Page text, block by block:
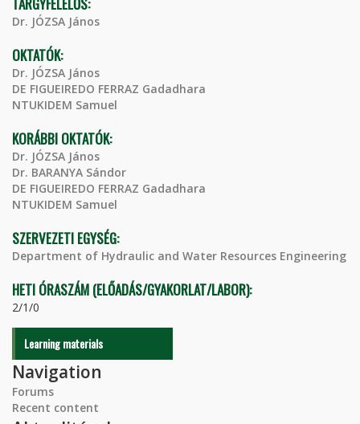
Dr. JÓZSA János
OKTATÓK:
Dr. JÓZSA János
DE FIGUEIREDO FERRAZ Gadadhara
NTUKIDEM Samuel
KORÁBBI OKTATÓK:
Dr. JÓZSA János
Dr. BARANYA Sándor
DE FIGUEIREDO FERRAZ Gadadhara
NTUKIDEM Samuel
SZERVEZETI EGYSÉG:
Department of Hydraulic and Water Resources Engineering
HETI ÓRASZÁM (ELŐADÁS/GYAKORLAT/LABOR):
2/1/0
Learning materials
Navigation
Forums
Recent content